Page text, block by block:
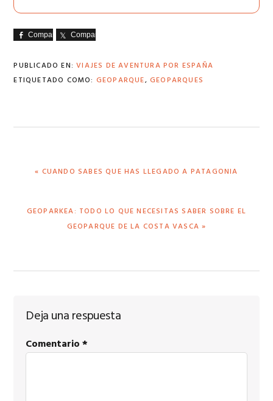
Comparte Comparte
PUBLICADO EN:VIAJES DE AVENTURA POR ESPAÑA
ETIQUETADO COMO: GEOPARQUE,GEOPARQUES
ENTRADA
« CUANDO SABES QUE HAS LLEGADO A PATAGONIA
SIGUIENTE
GEOPARKEA: TODO LO QUE NECESITAS SABER SOBRE EL
GEOPARQUE DE LA COSTA VASCA »
Interacciones
con
los
Deja una respuesta
Comentario*